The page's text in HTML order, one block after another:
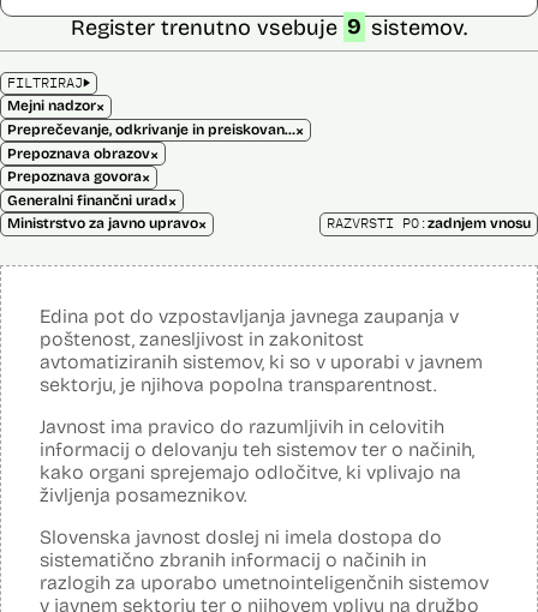
FILTRIRAJ
Mejni nadzor×
Preprečevanje, odkrivanje in preiskovanje kaznivih dejanj×
Prepoznava obrazov×
Prepoznava govora×
Generalni finančni urad×
Ministrstvo za javno upravo×
Register trenutno vsebuje 9 sistemov.
RAZVRSTI PO:zadnjem vnosu
Edina pot do vzpostavljanja javnega zaupanja v
poštenost, zanesljivost in zakonitost
avtomatiziranih sistemov, ki so v uporabi v javnem
sektorju, je njihova popolna transparentnost.
Javnost ima pravico do razumljivih in celovitih
informacij o delovanju teh sistemov ter o načinih,
kako organi sprejemajo odločitve, ki vplivajo na
življenja posameznikov.
Slovenska javnost doslej ni imela dostopa do
sistematično zbranih informacij o načinih in
razlogih za uporabo umetnointeligenčnih sistemov
v javnem sektorju ter o njihovem vplivu na družbo